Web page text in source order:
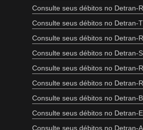
Consulte seus débitos no Detran-
Consulte seus débitos no Detran-
Consulte seus débitos no Detran-
Consulte seus débitos no Detran-
Consulte seus débitos no Detran-
Consulte seus débitos no Detran-
Consulte seus débitos no Detran-
Consulte seus débitos no Detran-
Consulte seus débitos no Detran-